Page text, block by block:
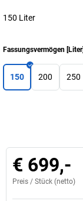
150 Liter
Fassungsvermögen [Liter]
150 200 250
€ 699,-
Preis / Stück (netto)